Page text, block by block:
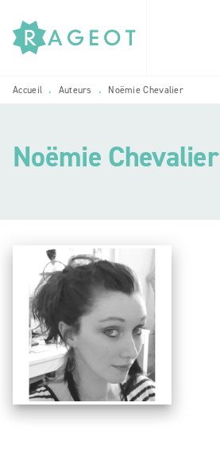
MENU RECHERCHE
PIED DE PAGE
Accueil • Auteurs • Noëmie Chevalier
Noëmie Chevalier